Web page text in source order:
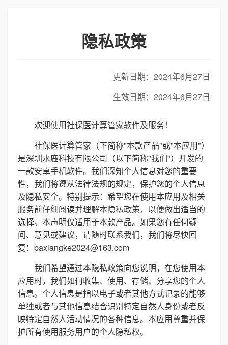
隐私政策
更新日期：2024年6月27日
生效日期：2024年6月27日
欢迎使用社保医计算管家软件及服务！
社保医计算管家（下简称"本款产品"或"本应用"）
是深圳水鹿科技有限公司（以下简称"我们"）开发的
一款安卓手机软件。我们深知个人信息对您的重要
性，我们将遵从法律法规的规定，保护您的个人信息
及隐私安全。特别提示：希望您在使用本应用及相关
服务前仔细阅读并理解本隐私政策，以便做出适当的
选择。本声明仅适用于本款产品。如果您有任何疑
问、意见或建议，请随时联系我们，我们将尽快回
复：baxiangke2024@163.com
我们希望通过本隐私政策向您说明，在您使用本
应用时，我们如何收集、使用、存储、分享您的个人
信息。个人信息是指以电子或者其他方式记录的能够
单独或者与其他信息结合识别特定自然人身份或者反
映特定自然人活动情况的各种信息。本应用尊重并保
护所有使用服务用户的个人隐私权。